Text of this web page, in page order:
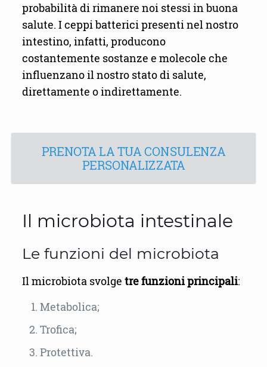
probabilità di rimanere noi stessi in buona
salute. I ceppi batterici presenti nel nostro
intestino, infatti, producono
costantemente sostanze e molecole che
influenzano il nostro stato di salute,
direttamente o indirettamente.
PRENOTA LA TUA CONSULENZA
PERSONALIZZATA
Il microbiota intestinale
Le funzioni del microbiota
Il microbiota svolge tre funzioni principali:
Metabolica;
Trofica;
Protettiva.